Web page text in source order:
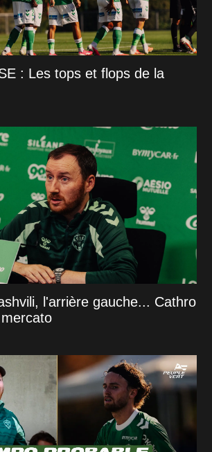
: Les tops et flops de la
l'arrière gauche... Cathro